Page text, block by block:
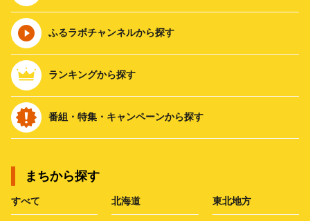
ふるラボチャンネルから探す
ランキングから探す
番組・特集・キャンペーンから探す
まちから探す
すべて 北海道 東北地方